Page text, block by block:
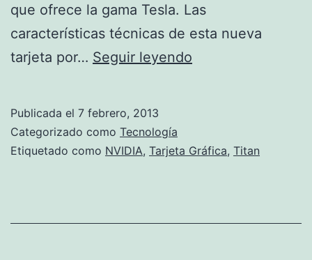
que ofrece la gama Tesla. Las
características técnicas de esta nueva
tarjeta por… Seguir leyendo
Publicada el 7 febrero, 2013
Categorizado como Tecnología
Etiquetado como NVIDIA, Tarjeta Gráfica, Titan